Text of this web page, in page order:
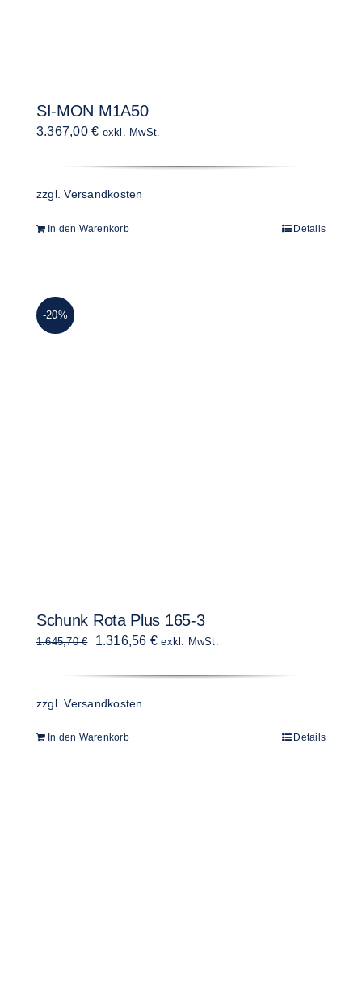
SI-MON M1A50
3.367,00€ exkl. MwSt.
zzgl.Versandkosten
In den Warenkorb Details
-20%
Schunk Rota Plus 165-3
1.645,70€
Ursprünglicher
1.645,70 €
1.316,56 €Aktueller
exkl. MwSt.
zzgl.Versandkosten
In den Warenkorb Details